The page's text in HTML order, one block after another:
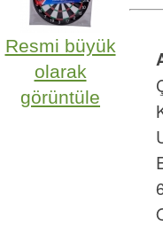
Resmi büyük
olarak
görüntüle